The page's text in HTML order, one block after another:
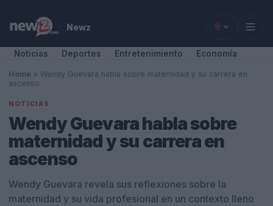
Newz
Noticias Deportes Entretenimiento Economía
Home » Wendy Guevara habla sobre maternidad y su carrera en
ascenso
NOTICIAS
Wendy Guevara habla sobre
maternidad y su carrera en
ascenso
Wendy Guevara revela sus reflexiones sobre la
maternidad y su vida profesional en un contexto lleno